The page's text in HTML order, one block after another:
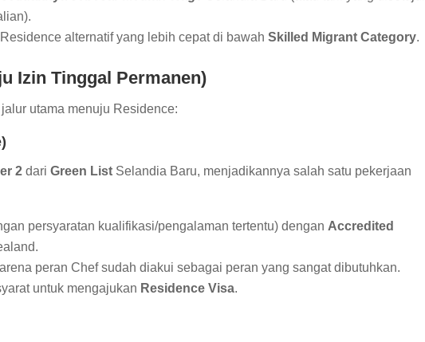
alternatif yang lebih cepat di bawah Skilled Migrant Category.
Izin Tinggal Permanen)
utama menuju Residence:
2dari Green ListSelandia Baru, menjadikannya salah satu pekerjaan
persyaratan kualifikasi/pengalaman tertentu) dengan Accredited
peran Chef sudah diakui sebagai peran yang sangat dibutuhkan.
untuk mengajukan Residence Visa.